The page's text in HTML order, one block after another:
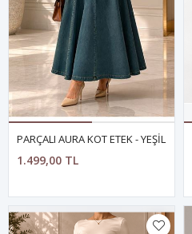
PARÇALI AURA KOT ETEK - YEŞİL
1.499,00 TL